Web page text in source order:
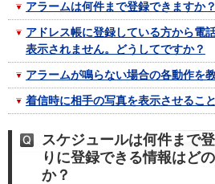
アラームは何件まで登録できますか？
アドレス帳に登録している方から電
表示されません。どうしてですか？
アラームが鳴らない場合の各動作を
着信時に相手の写真を表示させるこ
スケジュールは何件まで
りに登録できる情報はど
か？